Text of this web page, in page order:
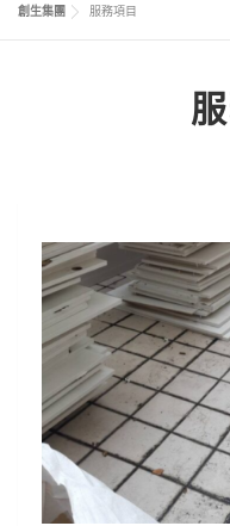
創生集團 服務項目
廢
棄
物
清